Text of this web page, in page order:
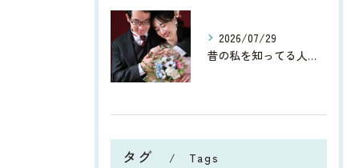
2026/07/29
昔の私を知ってる人からしたら、今、お宮参りや七五三、ウエディ...
タグ Tags